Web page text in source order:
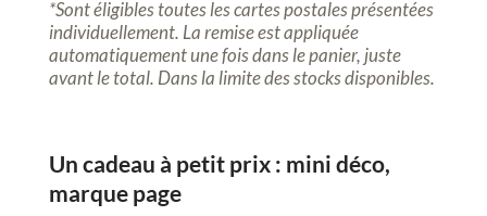
*Sont éligibles toutes les cartes postales présentées
individuellement. La remise est appliquée
automatiquement une fois dans le panier, juste
avant le total. Dans la limite des stocks disponibles.
Un cadeau à petit prix : mini déco,
marque page